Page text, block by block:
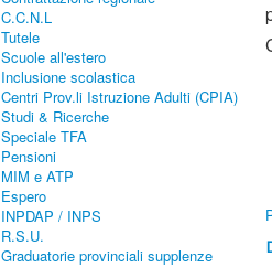
C.C.N.L
Tutele
Scuole all'estero
Inclusione scolastica
Centri Prov.li Istruzione Adulti (CPIA)
Studi & Ricerche
Speciale TFA
Pensioni
MIM e ATP
Espero
INPDAP / INPS
R.S.U.
Graduatorie provinciali supplenze